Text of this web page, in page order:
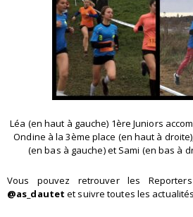
Léa (en haut à gauche) 1ère Juniors
Ondine à la 3ème place (en haut à
(en bas à gauche) et Sami (en bas à
Vous pouvez retrouver les
@as_dautetet suivre toutes les